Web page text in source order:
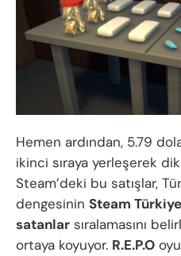
Hemen ardından, 5.79
ikinci sıraya yerleşerek
Steam’deki bu satışlar,
dengesinin Steam Türkiye
satanlar sıralamasını
ortaya koyuyor. R.E.P.O